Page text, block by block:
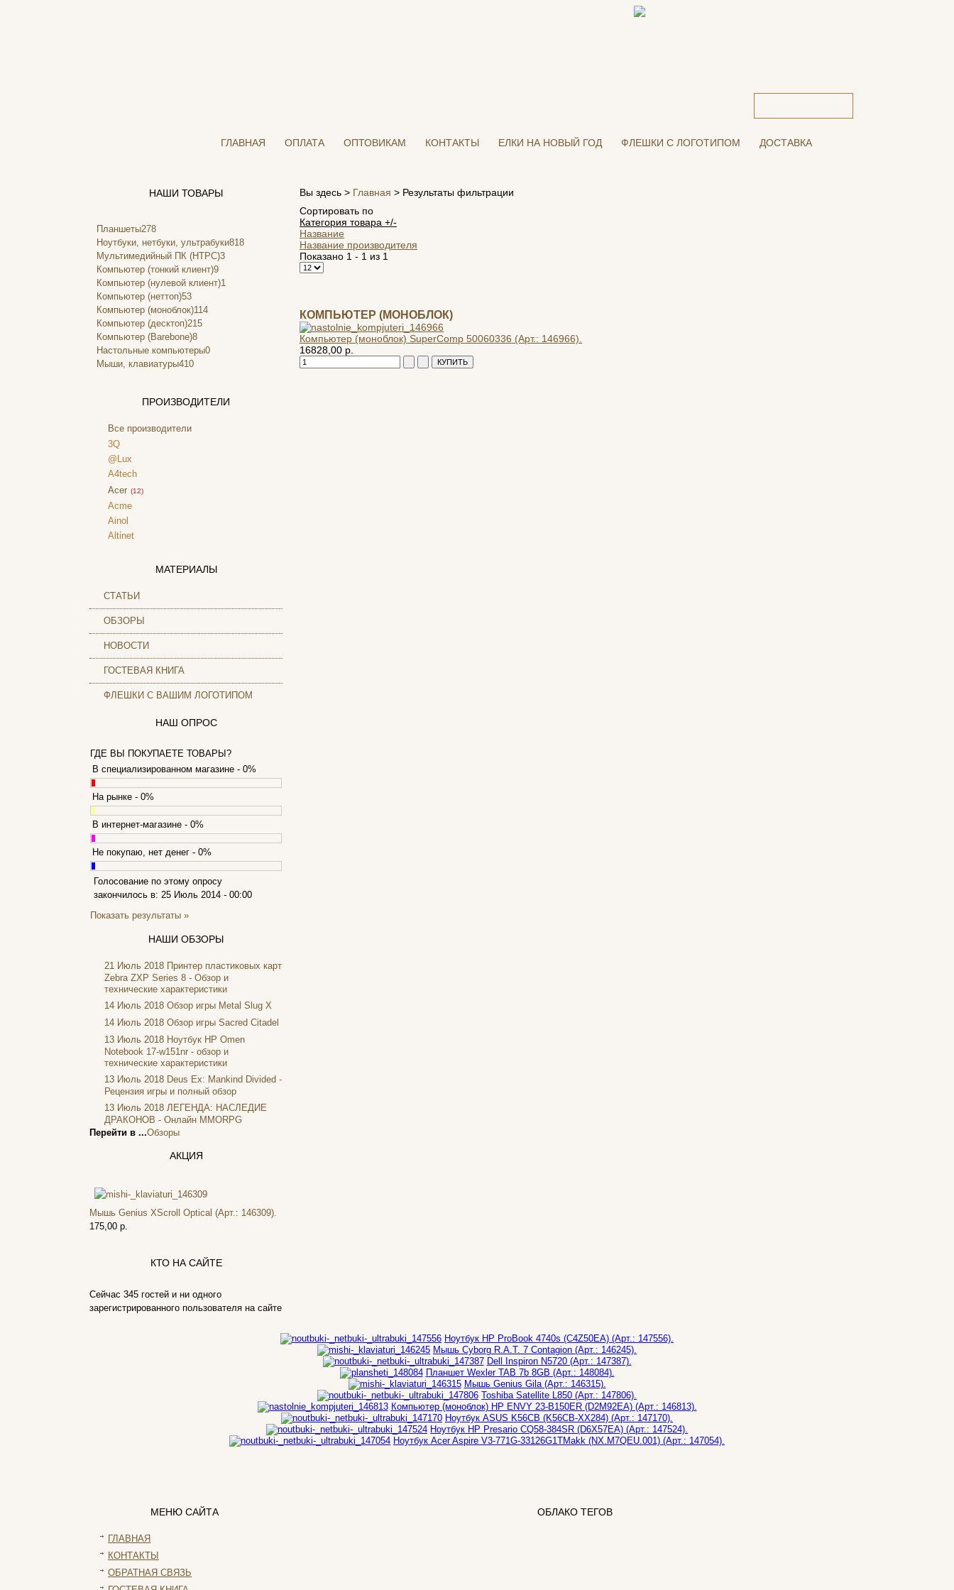
ГЛАВНАЯ ОПЛАТА ОПТОВИКАМ КОНТАКТЫ ЕЛКИ НА НОВЫЙ ГОД ФЛЕШКИ С ЛОГОТИПОМ ДОСТАВКА
НАШИ ТОВАРЫ
Планшеты278
Ноутбуки, нетбуки, ультрабуки818
Мультимедийный ПК (HTPC)3
Компьютер (тонкий клиент)9
Компьютер (нулевой клиент)1
Компьютер (неттоп)53
Компьютер (моноблок)114
Компьютер (десктоп)215
Компьютер (Barebone)8
Настольные компьютеры0
Мыши, клавиатуры410
ПРОИЗВОДИТЕЛИ
Все производители
3Q
@Lux
A4tech
Acer (12)
Acme
Ainol
Altinet
Apache
Apple
Apriori
Archos
Armaggeddon
Assistant
Canyon
Cbr
Chicony
Codegen
Cube
Cyborg
Datex
Defender
Dell (7)
Everest
Foxconn
Fujitsu
G-cube
Gelezka
Gembird
Gemix
Genius
Gigabyte
Globex
Goclever
Golden field
Grand
Htpc
Huawei
Impression
Kme
Lenovo (30)
Pcland-4u
Pegatron
Pixus
МАТЕРИАЛЫ
СТАТЬИ
ОБЗОРЫ
НОВОСТИ
ГОСТЕВАЯ КНИГА
ФЛЕШКИ С ВАШИМ ЛОГОТИПОМ
НАШ ОПРОС
ГДЕ ВЫ ПОКУПАЕТЕ ТОВАРЫ?
В специализированном магазине - 0%
На рынке - 0%
В интернет-магазине - 0%
Не покупаю, нет денег - 0%
Голосование по этому опросу
закончилось в: 25 Июль 2014 - 00:00
Показать результаты »
НАШИ ОБЗОРЫ
21 Июль 2018 Принтер пластиковых карт
Zebra ZXP Series 8 - Обзор и
технические характеристики
14 Июль 2018 Обзор игры Metal Slug X
14 Июль 2018 Обзор игры Sacred Citadel
13 Июль 2018 Ноутбук HP Omen
Notebook 17-w151nr - обзор и
технические характеристики
13 Июль 2018 Deus Ex: Mankind Divided -
Рецензия игры и полный обзор
13 Июль 2018 ЛЕГЕНДА: НАСЛЕДИЕ
ДРАКОНОВ - Онлайн MMORPG
Перейти в ...Обзоры
АКЦИЯ
Мышь Genius XScroll Optical (Арт.: 146309).
175,00 р.
КТО НА САЙТЕ
Сейчас 345 гостей и ни одного
зарегистрированного пользователя на сайте
Вы здесь > Главная > Результаты фильтрации
Сортировать по
Категория товара +/-
Название
Название производителя
Показано 1 - 1 из 1
КОМПЬЮТЕР (МОНОБЛОК)
Компьютер (моноблок) SuperComp 50060336 (Арт.: 146966).
16828,00 р.
Ноутбук HP ProBook 4740s (C4Z50EA) (Арт.: 147556).
Мышь Cyborg R.A.T. 7 Contagion (Арт.: 146245).
Dell Inspiron N5720 (Арт.: 147387).
Планшет Wexler TAB 7b 8GB (Арт.: 148084).
Мышь Genius Gila (Арт.: 146315).
Toshiba Satellite L850 (Арт.: 147806).
Компьютер (моноблок) HP ENVY 23-B150ER (D2M92EA) (Арт.: 146813).
Ноутбук ASUS K56CB (K56CB-XX284) (Арт.: 147170).
Ноутбук HP Presario CQ58-384SR (D6X57EA) (Арт.: 147524).
Ноутбук Acer Aspire V3-771G-33126G1TMakk (NX.M7QEU.001) (Арт.: 147054).
МЕНЮ САЙТА
ГЛАВНАЯ
КОНТАКТЫ
ОБРАТНАЯ СВЯЗЬ
ОБЛАКО ТЕГОВ